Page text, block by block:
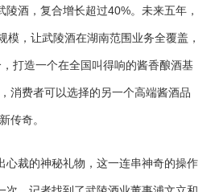
酒，复合增长超过40%。未来五年，
模，让武陵酒在湖南范围业务全覆盖，
打造一个在全国叫得响的酱香酿酒基
消费者可以选择的另一个高端酱酒品
传奇。
心裁的神秘礼物，这一连串神奇的操作